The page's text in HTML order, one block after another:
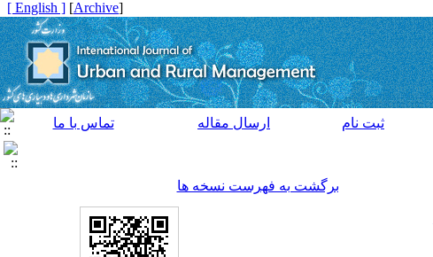
[
Archive
]
[ English ]
ثبت نام ارسال مقاله تماس با ما
برگشت به فهرست نسخه ها